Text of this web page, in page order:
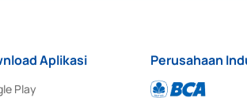
Aplikasi
Play
Perusahaan